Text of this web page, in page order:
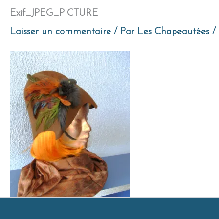
Exif_JPEG_PICTURE
Laisser un commentaire / Par Les Chapeautées /